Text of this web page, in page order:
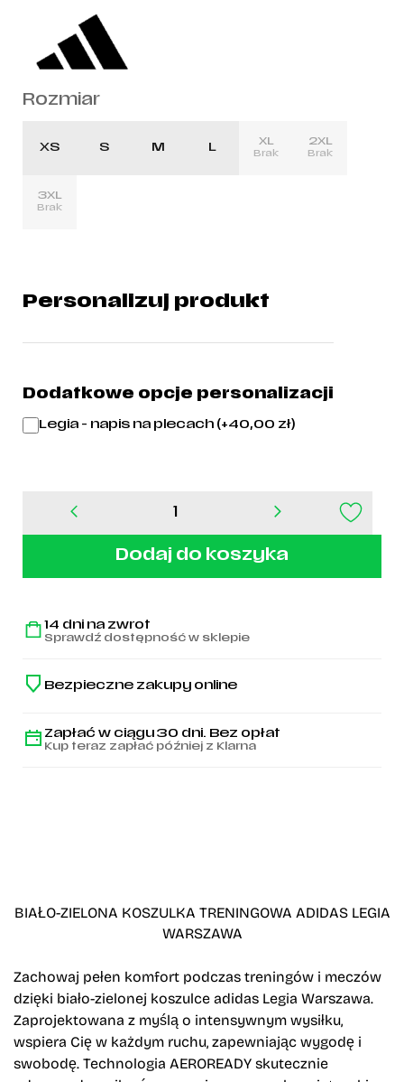
Rozmiar
XS S M L XL
Brak
2XL
Brak
3XL
Brak
Personalizuj produkt
Dodatkowe opcje personalizacji
Legia - napis na plecach (+40,00 zł)
Koszulka
treningowa
JF2879
Dodaj do koszyka
14 dni na zwrot
Sprawdź dostępność w sklepie
Bezpieczne zakupy online
Zapłać w ciągu 30 dni. Bez opłat
Kup teraz zapłać później z Klarna
BIAŁO-ZIELONA KOSZULKA TRENINGOWA ADIDAS LEGIA
WARSZAWA
Zachowaj pełen komfort podczas treningów i meczów
dzięki biało-zielonej koszulce adidas Legia Warszawa.
Zaprojektowana z myślą o intensywnym wysiłku,
wspiera Cię w każdym ruchu, zapewniając wygodę i
swobodę. Technologia AEROREADY skutecznie